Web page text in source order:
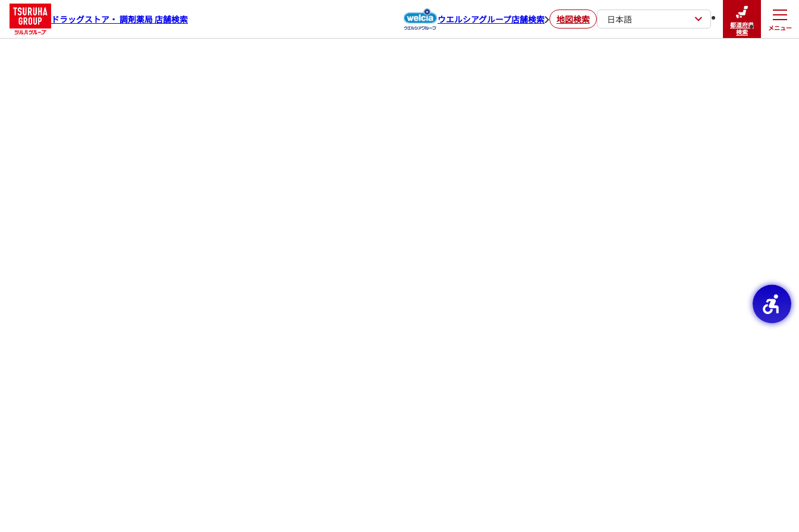
ドラッグストア・ 調剤薬局 店舗検索 ウエルシアグループ店舗検索 地図検索 日本語
都道府県
検索
メニュー
閉じる